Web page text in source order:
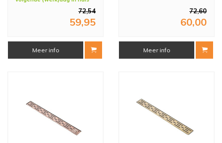
72,54
59,95
Meer info
72,60
60,00
Meer info